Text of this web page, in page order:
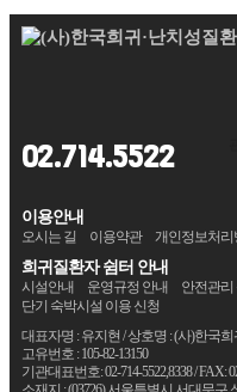
02.714.5522
이용안내
오시는 길 이용약관 개인정보처리
희귀질환자 쉼터 안내
시설안내 운영규정 안내 안전관리
단기 숙박시설 이용 신청
대표자명 : 유지현 / 상호명 : (사)한국희
고유번호 : 105-82-13150
기관대표번호: 02-714-5522,8338 / FAX: